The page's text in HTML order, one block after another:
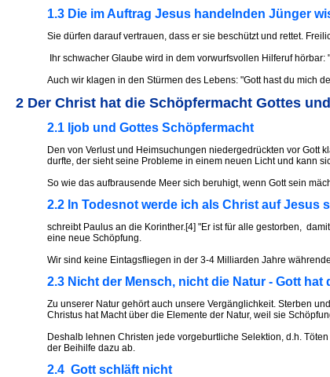
1.3 Die im Auftrag Jesus handelnden Jünger
Sie dürfen darauf vertrauen, dass er sie beschützt und rettet.
Ihr schwacher Glaube wird in dem vorwurfsvollen Hilferuf
Auch wir klagen in den Stürmen des Lebens: "Gott hast du mich
2 Der Christ hat die Schöpfermacht Gottes
2.1 Ijob und Gottes Schöpfermacht
Den von Verlust und Heimsuchungen niedergedrückten vor Gott
durfte, der sieht seine Probleme in einem neuen Licht und kann
So wie das aufbrausende Meer sich beruhigt, wenn Gott sein
2.2 In Todesnot werde ich als Christ auf Jesus
schreibt Paulus an die Korinther.[4] "Er ist für alle gestorben,
eine neue Schöpfung.
Wir sind keine Eintagsfliegen in der 3-4 Milliarden Jahre
2.3 Nicht der Mensch, nicht die Natur - Gott hat
Zu unserer Natur gehört auch unsere Vergänglichkeit. Sterben
Christus hat Macht über die Elemente der Natur, weil sie
Deshalb lehnen Christen jede vorgeburtliche Selektion, d.h.
der Beihilfe dazu ab.
2.4 Gott schläft nicht